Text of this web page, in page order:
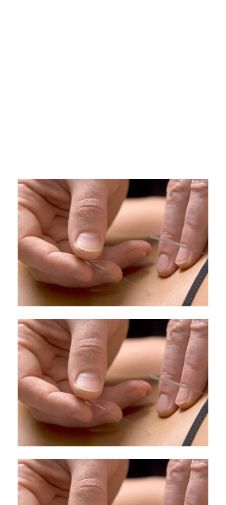
Comment mesurons-
nous l’efficacité?
septembre 7, 2015
Quels sont les faits
probants?
septembre 16, 2013